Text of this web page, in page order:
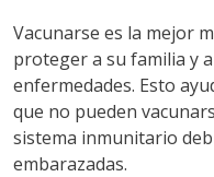
Vacunarse es la mejor
proteger a su familia y
enfermedades. Esto
que no pueden
sistema inmunitario
embarazadas.